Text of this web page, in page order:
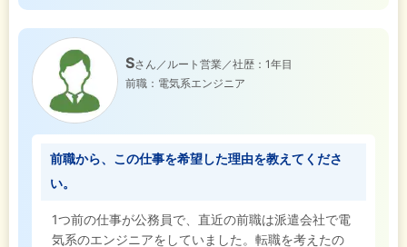
同業他社もいくつか受けましたが、当社を選んだ一
番の決め手は、関東圏内で活動できる点です。全国
転勤がなく、自分の住んでいる近郊で安心して長く
働ける環境は、将来のライフスタイルや結婚なども
見据えた時に、非常に魅力的に映りました。「胸を
張ってできる仕事を、腰を据えてやり続けたい」と
いう自分の希望にぴったり合った会社だと感じ、入
社を決めたんです。
Sさん／ルート営業／社歴：1年目
前職：電気系エンジニア
前職から、この仕事を希望した理由を教えてくださ
い。
1つ前の仕事が公務員で、直近の前職は派遣会社で電
気系のエンジニアをしていました。転職を考えたの